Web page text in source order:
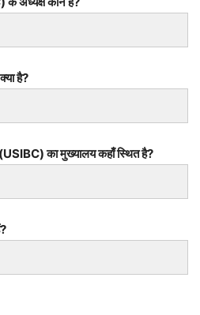
है?
का मुख्यालय कहाँ स्थित है?